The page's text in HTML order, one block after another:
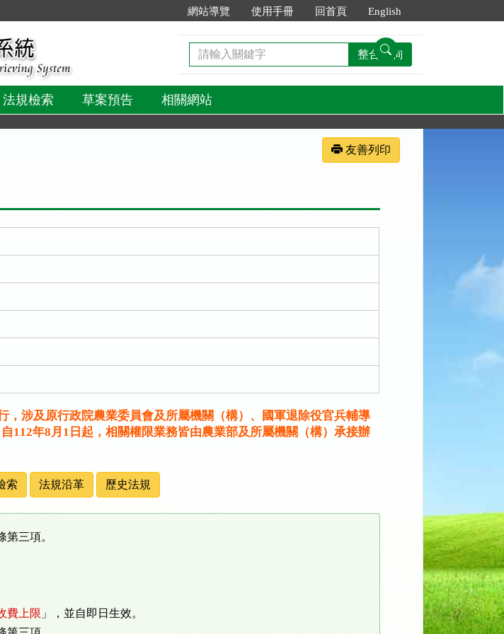
網站導覽 使用手冊 回首頁 English
請
輸
關
鍵
字
整合查詢
法規檢索 草案預告 相關網站
友善列印
涉及原行政院農業委員會及所屬機關（構）、國軍退除役官兵輔導
112年8月1日起，相關權限業務皆由農業部及所屬機關（構）承接辦
索 法規沿革 歷史法規
第三項。
費上限 」，並自即日生效。